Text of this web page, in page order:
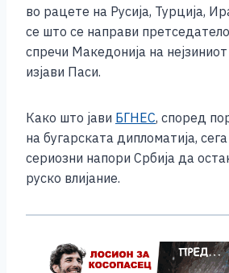
во рацете на Русија, Турција,
се што се направи
спречи Македонија на
изјави Паси.
Како што јави БГНЕС, според
на бугарската дипломатија,
сериозни напори Србија да
руско влијание.